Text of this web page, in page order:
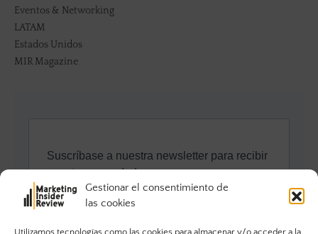
Gestionar el consentimiento de
las cookies
Utilizamos tecnologías como las cookies para almacenar y/o acceder a la
Eventos & Networking
LATAM
Estados Unidos
MIR Magazine